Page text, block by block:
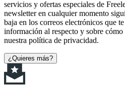
servicios y ofertas especiales de
newsletter en cualquier momento
baja en los correos electrónicos que
información al respecto y sobre cómo
nuestra política de privacidad.
¿Quieres más?